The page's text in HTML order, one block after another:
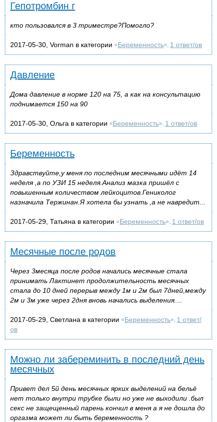
Гепотромбин г
кто пользовался в 3 триместре?Помогло?
2017-05-30, Vorman в категории «Беременность», 1 ответ/ов
Давление
Дома давление в норме 120 на 75, а как на консультацию
поднимается 150 на 90
2017-05-30, Ольга в категории «Беременность», 1 ответ/ов
Беременность
Здравствуйте,у меня по последним месячными идёт 14
неделя ,а по УЗИ 15 неделя.Анализ мазка пришёл с
повышенным количеством лейкоцитов.Гениколог
назначила Тержинан.Я хотела бы узнать ,а не навредит...
2017-05-29, Татьяна в категории «Беременность», 1 ответ/ов
Месячные после родов
Через 3месяца после родов начались месячные стала
принимать Лактинет продолжительность месячных
стала до 10 дней перерыв между 1м и 2м был 7дней,между
2м и 3м уже через 2дня вновь начались выделения....
2017-05-29, Светлана в категории «Беременность», 1 ответ/
ов
Можно ли забереминить в последний день
месячных
Привет дел 5й день месячных ярких выделений на бельё
нет только внутри трубке были но уже не выходили .был
секс не защещенный парень кончил в меня а я не дошла до
оргазма может ли быть беременность ?